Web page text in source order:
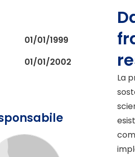
01/01/1999
01/01/2002
La